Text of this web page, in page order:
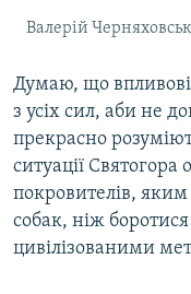
Валерій
Думаю, що
з усіх сил, аби не
прекрасно
ситуації Святогора
покровителів, яким
собак, ніж
цивілізованими